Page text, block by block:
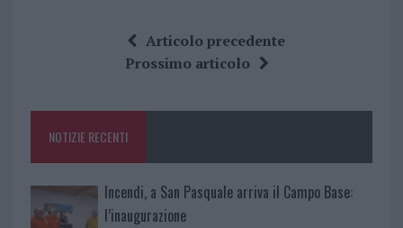
o
k
te
re
at
s
p
a
re
Articolo precedente
Prossimo articolo
NOTIZIE RECENTI
Incendi, a San Pasquale arriva il Campo Base:
l’inaugurazione